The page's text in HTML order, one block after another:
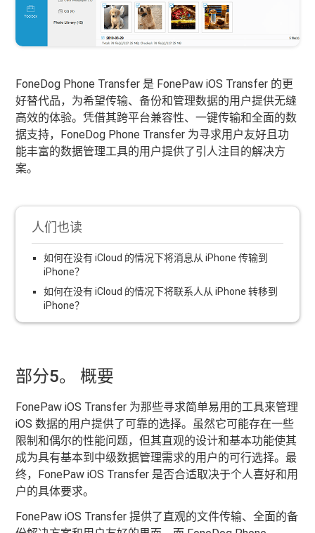
FoneDog Phone Transfer 是 FonePaw iOS Transfer 的更
好替代品，为希望传输、备份和管理数据的用户提供无缝
高效的体验。凭借其跨平台兼容性、一键传输和全面的数
据支持，FoneDog Phone Transfer 为寻求用户友好且功
能丰富的数据管理工具的用户提供了引人注目的解决方
案。
人们也读
如何在没有 iCloud 的情况下将消息从 iPhone 传输到
iPhone？
如何在没有 iCloud 的情况下将联系人从 iPhone 转移到
iPhone？
部分5。 概要
FonePaw iOS Transfer 为那些寻求简单易用的工具来管理
iOS 数据的用户提供了可靠的选择。虽然它可能存在一些
限制和偶尔的性能问题，但其直观的设计和基本功能使其
成为具有基本到中级数据管理需求的用户的可行选择。最
终，FonePaw iOS Transfer 是否合适取决于个人喜好和用
户的具体要求。
FonePaw iOS Transfer 提供了直观的文件传输、全面的备